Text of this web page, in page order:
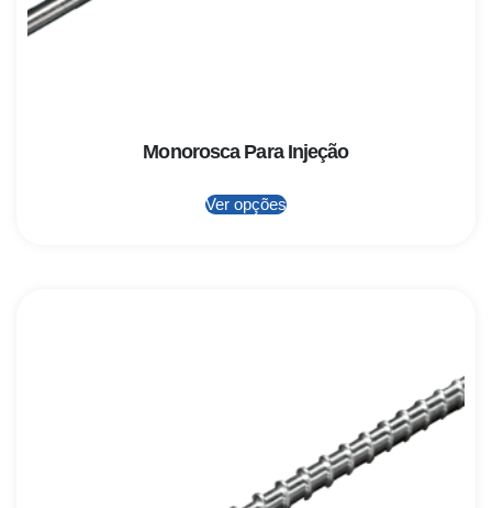
Monorosca Para Injeção
Ver opções